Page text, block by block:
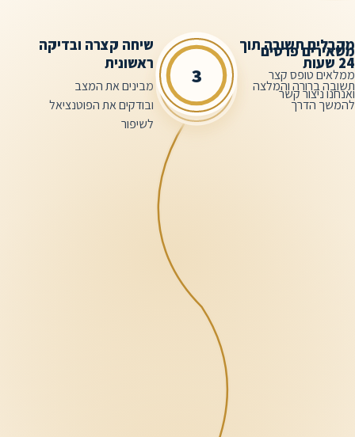
פרטים
קצר
קשר
2
שיחה קצרה ובדיקה
ראשונית
מבינים את המצב
ובודקים את הפוטנציאל
לשיפור
תוך
והמלצה